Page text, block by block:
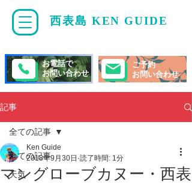
西表島 KEN GUIDE
ご予約
お問い合わせ
お電話で
お問い合わせ
記事
全ての記事
天気
全ての記事
マングローブカヌー・西表
Ken Guide
2018年9月30日 読了時間: 1分